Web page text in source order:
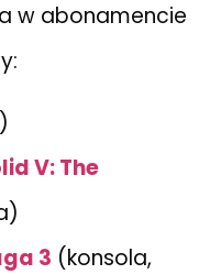
w abonamencie
V: The
3 (konsola,